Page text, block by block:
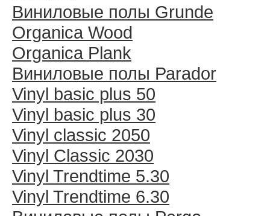
Виниловые полы Grunde
Organica Wood
Organica Plank
Виниловые полы Раrador
Vinyl basic plus 50
Vinyl basic plus 30
Vinyl classic 2050
Vinyl Classic 2030
Vinyl Trendtime 5.30
Vinyl Trendtime 6.30